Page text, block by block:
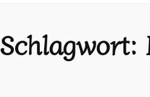
Schlagwort: